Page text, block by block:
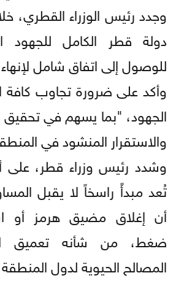
وجدد رئيس الوزراء القطري،
دولة قطر الكامل للجهود
للوصول إلى اتفاق شامل لإنهاء
وأكد على ضرورة تجاوب
الجهود، "بما يسهم في تحقيق
والاستقرار المنشود في
وشدد رئيس وزراء قطر، على
تُعد مبدأً راسخاً لا يقبل
أن إغلاق مضيق هرمز أو
ضغط، من شأنه تعميق
المصالح الحيوية لدول